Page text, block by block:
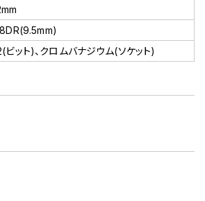
ビット)、クロムバナジウム(ソケット)